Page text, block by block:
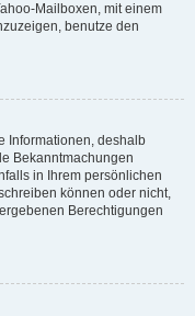
Mailboxen, mit einem
benutze den
Informationen, deshalb
Bekanntmachungen
in Ihrem persönlichen
können oder nicht,
Berechtigungen